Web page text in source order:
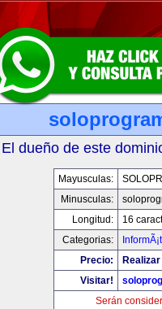
El dueño de este
Mayusculas:
Minusculas:
Longitud:
16
Categorias:
Precio:
Visitar!
Serán